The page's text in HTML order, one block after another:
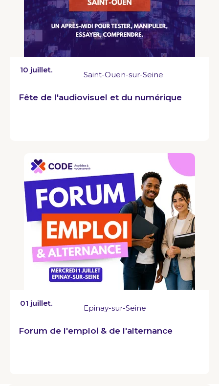
10 juillet.
Saint-Ouen-sur-Seine
Fête de l'audiovisuel et du numérique
01 juillet.
Epinay-sur-Seine
Forum de l'emploi & de l'alternance